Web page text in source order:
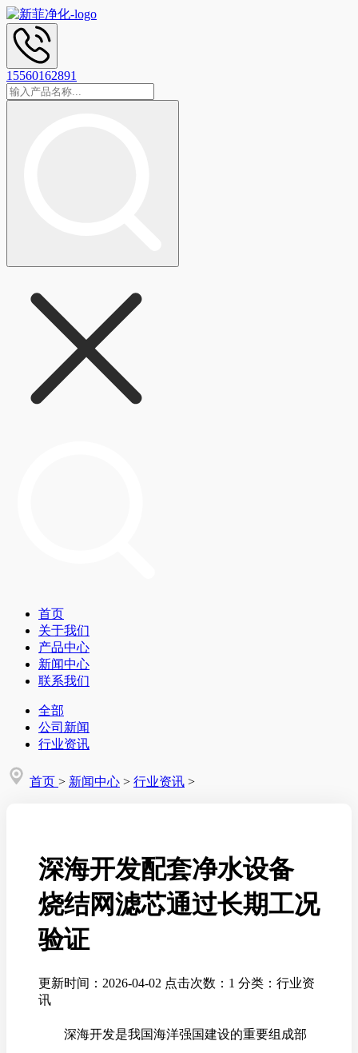
15560162891
首页
关于我们
产品中心
新闻中心
联系我们
全部
公司新闻
行业资讯
首页 > 新闻中心 > 行业资讯 >
深海开发配套净水设备
烧结网滤芯通过长期工况
验证
更新时间：2026-04-02 点击次数：1 分类：行业资
讯
深海开发是我国海洋强国建设的重要组成部